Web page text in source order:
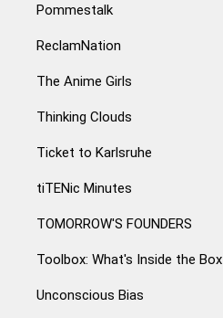
Pommestalk
ReclamNation
The Anime Girls
Thinking Clouds
Ticket to Karlsruhe
tiTENic Minutes
TOMORROW'S FOUNDERS
Toolbox: What's Inside the Box
Unconscious Bias